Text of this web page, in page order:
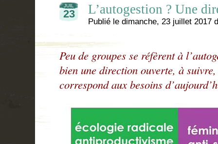
JUIL
23 L’autogestion ? Une
Publié le dimanche, 23 juillet 2017
Peu de groupes se réfèrent à
bien une direction ouverte, à
correspond aux besoins